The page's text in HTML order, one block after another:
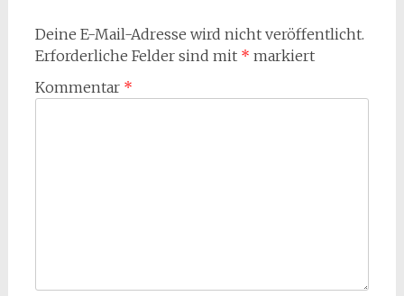
Deine E-Mail-Adresse wird nicht veröffentlicht.
Erforderliche Felder sind mit * markiert
Kommentar *